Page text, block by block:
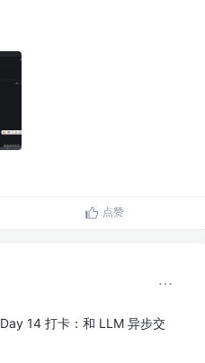
点赞
Day 14 打卡：和 LLM 异步交